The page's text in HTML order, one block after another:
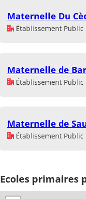
Maternelle Du
Établissement Public
Maternelle de
Établissement Public
Maternelle de
Établissement Public
Ecoles primaires